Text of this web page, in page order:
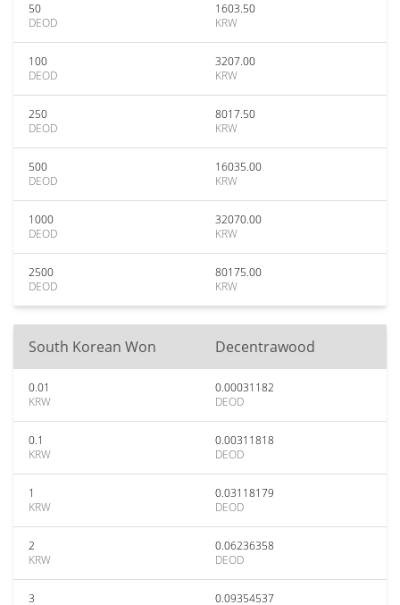
50
DEOD
1603.50
KRW
100
DEOD
3207.00
KRW
250
DEOD
8017.50
KRW
500
DEOD
16035.00
KRW
1000
DEOD
32070.00
KRW
2500
DEOD
80175.00
KRW
South Korean Won Decentrawood
0.01
KRW
0.00031182
DEOD
0.1
KRW
0.00311818
DEOD
1
KRW
0.03118179
DEOD
2
KRW
0.06236358
DEOD
3
0.09354537